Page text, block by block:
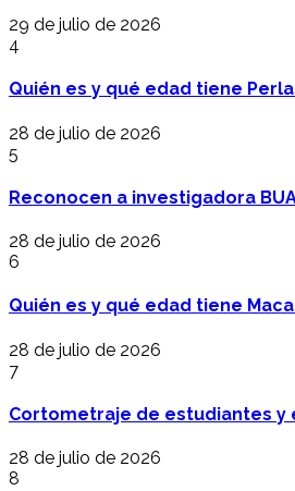
29 de julio de 2026
4
Quién es y qué edad tiene
28 de julio de 2026
5
Reconocen a investigadora
28 de julio de 2026
6
Quién es y qué edad tiene
28 de julio de 2026
7
Cortometraje de estudiantes y
28 de julio de 2026
8